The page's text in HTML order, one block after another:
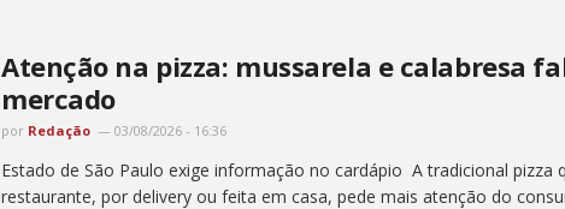
Atenção na pizza: mussarela e calabresa
mercado
por Redação 03/08/2026 - 16:36
Estado de São Paulo exige informação no cardápio A tradicional pizza
restaurante, por delivery ou feita em casa, pede mais atenção do